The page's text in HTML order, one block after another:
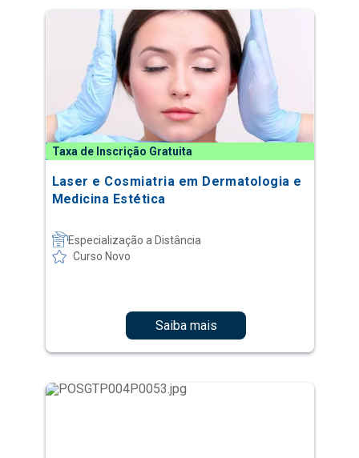
Taxa de Inscrição Gratuita
Laser e Cosmiatria em Dermatologia e
Medicina Estética
Especialização a Distância
Curso Novo
Saiba mais